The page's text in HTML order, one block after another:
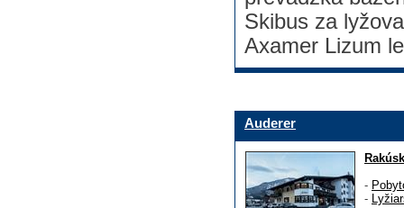
Skibus za
Axamer Lizum
Auderer
-
-